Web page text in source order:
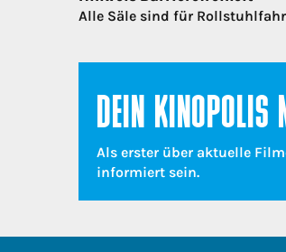
Alle Säle sind für
DEIN KINOPOLIS
Als erster über aktuelle
informiert sein.